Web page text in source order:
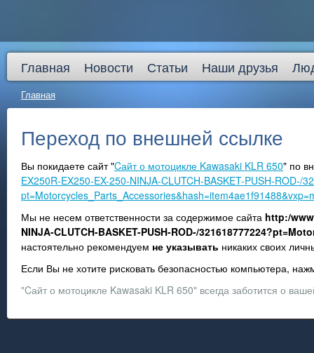
Главная Новости Статьи Наши друзья
Главная
Переход по внешней ссылке
Вы покидаете сайт "Cайт о мотоцикле Kawasaki KLR 650" по
EX250R-EX250-EX-250-NINJA-CLUTCH-BASKET-PUSH-ROD-/
Мы не несем ответственности за содержимое сайта http:/
NINJA-CLUTCH-BASKET-PUSH-ROD-/
настоятельно рекомендуем не указывать никаких своих
Если Вы не хотите рисковать безопасностью компьютера,
"Cайт о мотоцикле Kawasaki KLR 650" всегда заботится о